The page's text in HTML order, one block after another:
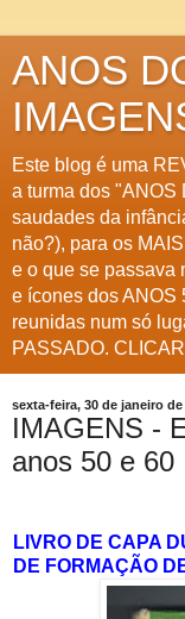
ANOS
Este blog é uma
a turma dos "ANOS
saudades da
não?), para os
e o que se passava
e ícones dos ANOS
reunidas num só
PASSADO.
sexta-feira, 30 de janeiro de
IMAGENS -
anos 50 e 60
LIVRO DE CAPA
DE FORMAÇÃO